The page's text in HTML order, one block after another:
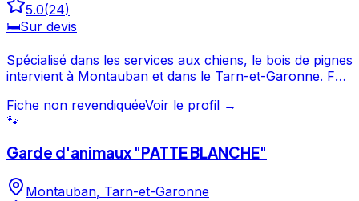
5.0(24)
🛏️Sur devis
Spécialisé dans les services aux chiens, le bois de pignes
intervient à Montauban et dans le Tarn-et-Garonne. Fort
choix de confiance pour la garde de votre chien.
Consultez son profil pour découvrir ses services et le
professionnel du service canin situé à Montauban. Noté
Fiche non revendiquéeVoir le profil →
🐾
Garde d'animaux "PATTE BLANCHE"
Montauban, Tarn-et-Garonne